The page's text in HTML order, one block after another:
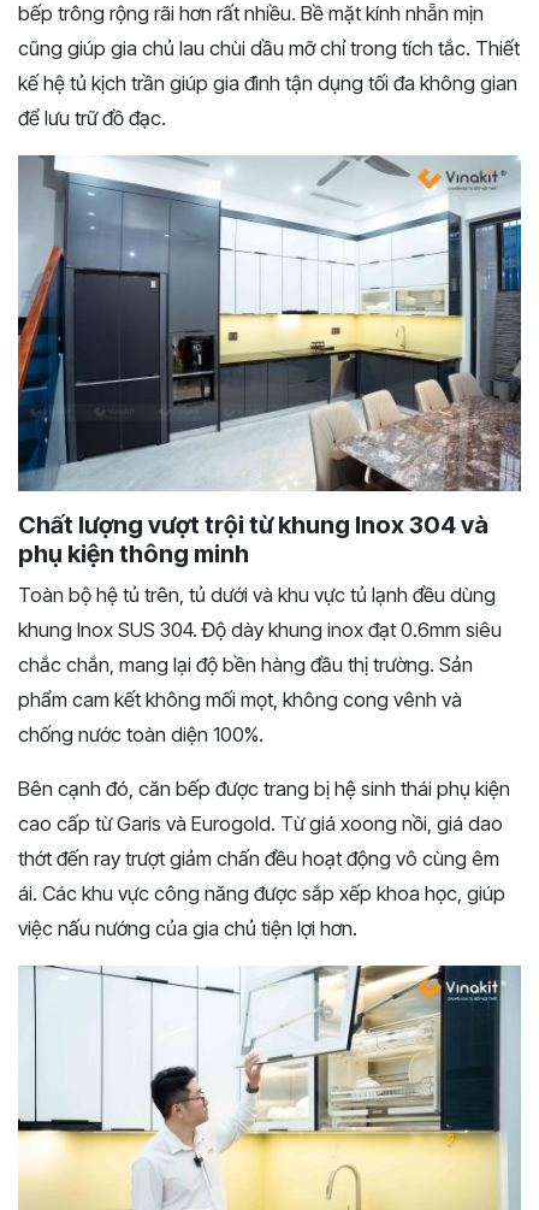
bếp trông rộng rãi hơn rất nhiều. Bề mặt kính nhẵn mịn
cũng giúp gia chủ lau chùi dầu mỡ chỉ trong tích tắc. Thiết
kế hệ tủ kịch trần giúp gia đình tận dụng tối đa không gian
để lưu trữ đồ đạc.
Chất lượng vượt trội từ khung Inox 304 và
phụ kiện thông minh
Toàn bộ hệ tủ trên, tủ dưới và khu vực tủ lạnh đều dùng
khung Inox SUS 304. Độ dày khung inox đạt 0.6mm siêu
chắc chắn, mang lại độ bền hàng đầu thị trường. Sản
phẩm cam kết không mối mọt, không cong vênh và
chống nước toàn diện 100%.
Bên cạnh đó, căn bếp được trang bị hệ sinh thái phụ kiện
cao cấp từ Garis và Eurogold. Từ giá xoong nồi, giá dao
thớt đến ray trượt giảm chấn đều hoạt động vô cùng êm
ái. Các khu vực công năng được sắp xếp khoa học, giúp
việc nấu nướng của gia chủ tiện lợi hơn.